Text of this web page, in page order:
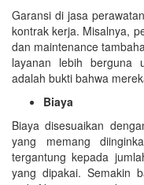
Garansi di jasa
kontrak kerja. Misalnya,
dan maintenance
layanan lebih berguna
adalah bukti bahwa
Biaya
Biaya disesuaikan
yang memang
tergantung kepada
yang dipakai. Semakin